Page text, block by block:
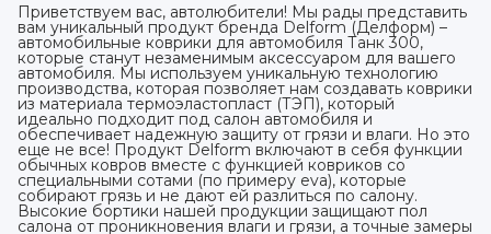
Приветствуем вас, автолюбители! Мы рады представить
вам уникальный продукт бренда Delform (Делформ) –
автомобильные коврики для автомобиля Танк 300,
которые станут незаменимым аксессуаром для вашего
автомобиля. Мы используем уникальную технологию
производства, которая позволяет нам создавать коврики
из материала термоэластопласт (ТЭП), который
идеально подходит под салон автомобиля и
обеспечивает надежную защиту от грязи и влаги. Но это
еще не все! Продукт Delform включают в себя функции
обычных ковров вместе с функцией ковриков со
специальными сотами (по примеру eva), которые
собирают грязь и не дают ей разлиться по салону.
Высокие бортики нашей продукции защищают пол
салона от проникновения влаги и грязи, а точные замеры